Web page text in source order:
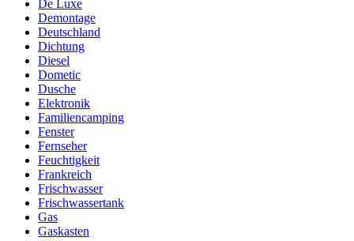
De Luxe
Demontage
Deutschland
Dichtung
Diesel
Dometic
Dusche
Elektronik
Familiencamping
Fenster
Fernseher
Feuchtigkeit
Frankreich
Frischwasser
Frischwassertank
Gas
Gaskasten